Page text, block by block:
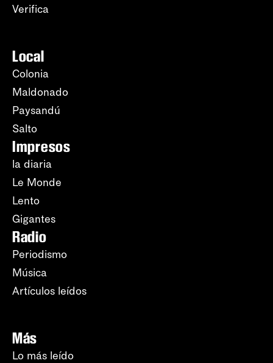
Verifica
Local
Colonia
Maldonado
Paysandú
Salto
Impresos
la diaria
Le Monde
Lento
Gigantes
Radio
Periodismo
Música
Artículos leídos
Más
Lo más leído